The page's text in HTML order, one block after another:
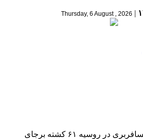
|
Thursday, 6 August , 2026
سقوط هواپیمای مسافربری در روسیه ۶۱ کشته برجای